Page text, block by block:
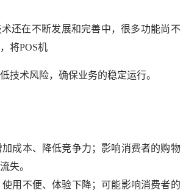
还在不断发展和完善中，很多功能尚不
将POS机
技术风险，确保业务的稳定运行。
成本、降低竞争力；影响消费者的购物
失。
用不便、体验下降；可能影响消费者的